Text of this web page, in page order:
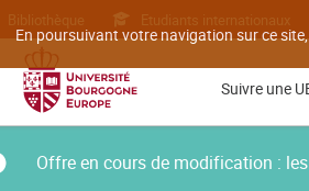
En poursuivant votre navigation sur ce
Bibliothèque Etudiants internationaux
Suivre une
Offre en cours de modification :